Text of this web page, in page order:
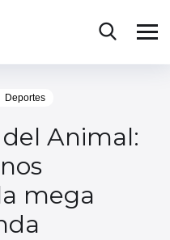
Deportes
Animal:
mega